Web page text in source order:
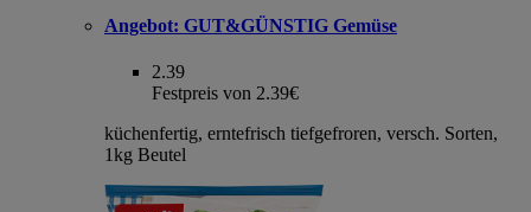
Angebot: GUT&GÜNSTIG Gemüse
2.39
Festpreis von 2.39€
küchenfertig, erntefrisch tiefgefroren, versch. Sorten,
1kg Beutel